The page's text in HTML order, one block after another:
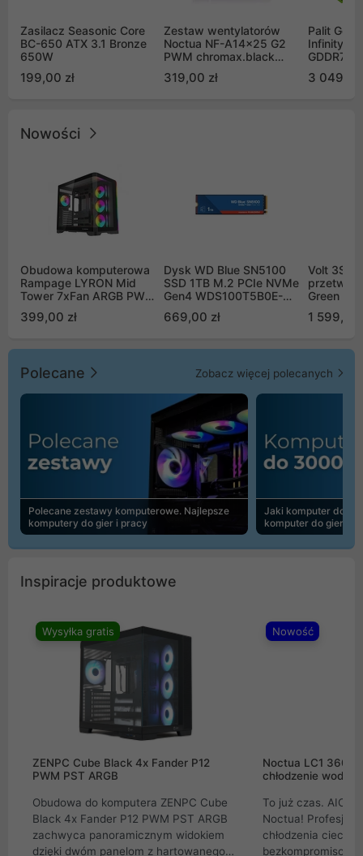
Zasilacz Seasonic Core
BC-650 ATX 3.1 Bronze
650W
199,00 zł
Zestaw wentylatorów
Noctua NF-A14x25 G2
PWM chromax.black
Push Pull (2szt)
319,00 zł
Palit
Infinity 3
GDDR7
GB2050S)
3 049,00
Nowości
Obudowa komputerowa
Rampage LYRON Mid
Tower 7xFan ARGB PWM
399,00 zł
Dysk WD Blue SN5100
SSD 1TB M.2 PCIe NVMe
Gen4 WDS100T5B0E-
669,00 zł
Volt
Green
1 599,00
Polecane Zobacz więcej polecanych
Polecane zestawy komputerowe. Najlepsze
komputery do gier i pracy
Jaki komputer do
komputer do gier |
Inspiracje produktowe
Wysyłka gratis
ZENPC Cube Black 4x Fander P12
PWM PST ARGB
Obudowa do komputera ZENPC Cube
Black 4x Fander P12 PWM PST ARGB
zachwyca panoramicznym widokiem
dzięki dwóm panelom z hartowanego
Nowość
Noctua LC1
chłodzenie wodne
To już czas. AIO
Noctua!
chłodzenia cieczą